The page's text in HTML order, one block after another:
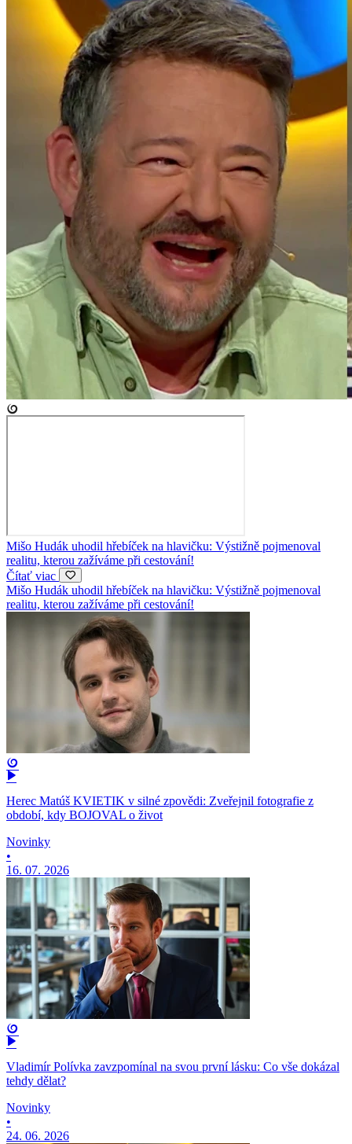
Mišo Hudák uhodil hřebíček na hlavičku: Výstižně pojmenoval
realitu, kterou zažíváme při cestování!
Čítať viac
Mišo Hudák uhodil hřebíček na hlavičku: Výstižně pojmenoval
realitu, kterou zažíváme při cestování!
Herec Matúš KVIETIK v silné zpovědi: Zveřejnil fotografie z
období, kdy BOJOVAL o život
Novinky
•
16. 07. 2026
Vladimír Polívka zavzpomínal na svou první lásku: Co vše dokázal
tehdy dělat?
Novinky
•
24. 06. 2026